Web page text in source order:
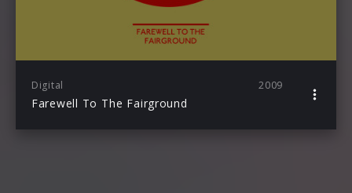
Digital 2009
Farewell To The Fairground